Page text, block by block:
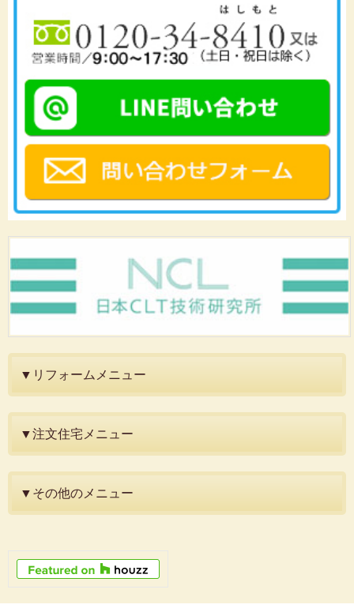
▼リフォームメニュー
▼注文住宅メニュー
▼その他のメニュー